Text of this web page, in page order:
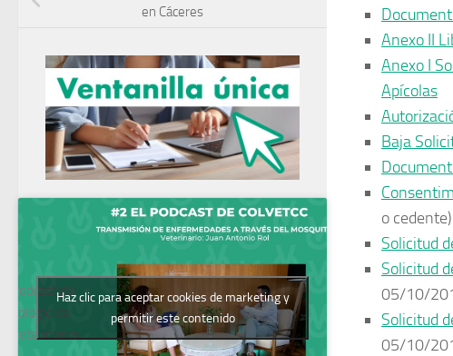
Anexo II
Anexo I
Apícolas
Baja
o
Solicitud
Solicitud
05/10/
Solicitud
05/10/
en Cáceres
Podcast del
Colegio de
Veterinarios
Haz clic para aceptar cookies de marketing y
permitir este contenido